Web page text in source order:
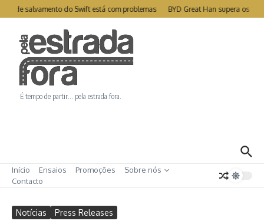
Ir para o conteúdo
de salvamento do Swift está com problemas BYD Great Han supera os
É tempo de partir… pela estrada fora.
Início Ensaios Promoções
Sobre nós
Contacto
Notícias Press Releases